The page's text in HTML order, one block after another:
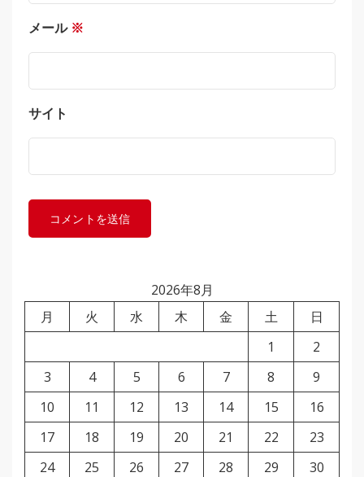
メール ※
サイト
2026年8月
月
火 水 木 金 土
日
1
2
3
4 5 6 7 8
9
10
11 12 13 14 15
16
17
18 19 20 21 22
23
24
25 26 27 28 29
30